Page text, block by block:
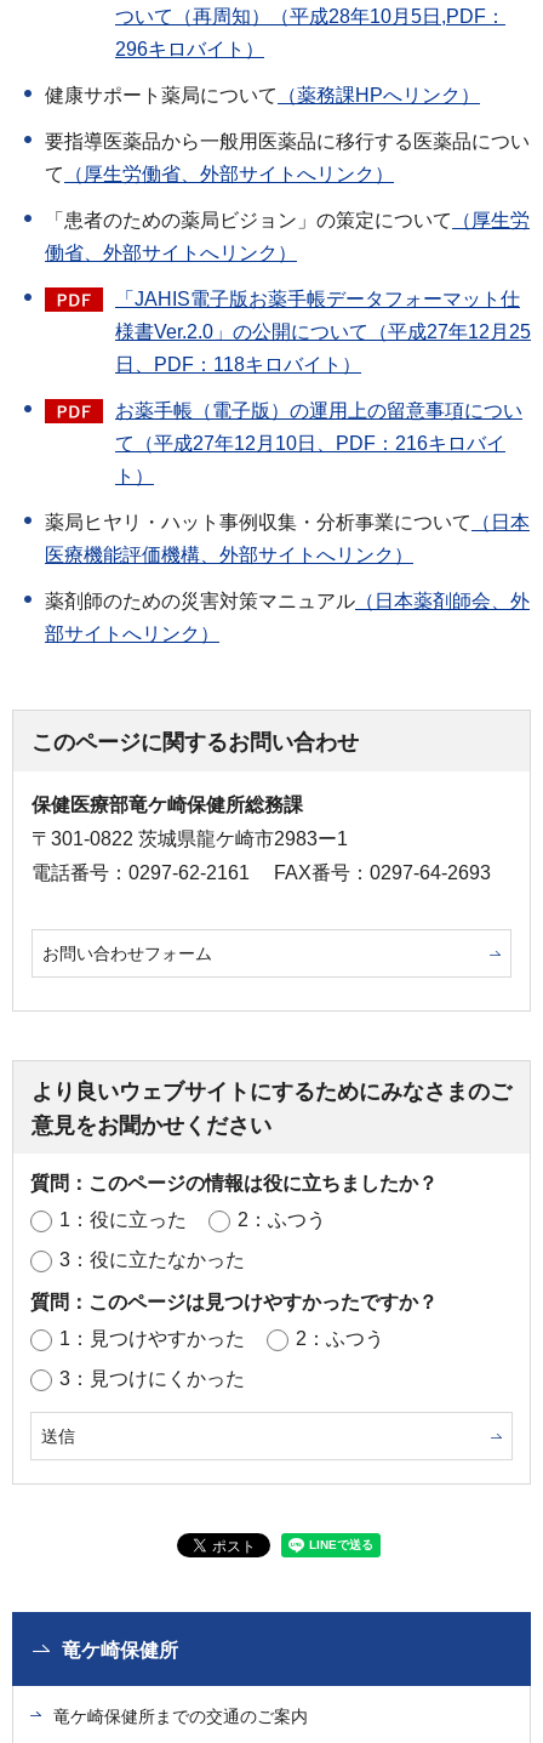
ついて（再周知）（平成28年10月5日,PDF：
296キロバイト）
健康サポート薬局について （薬務課HPへリンク）
要指導医薬品から一般用医薬品に移行する医薬品につい
て
（厚生労働省、外部サイトへリンク）
「患者のための薬局ビジョン」の策定について
（厚生労
働省、外部サイトへリンク）
「JAHIS電子版お薬手帳データフォーマット仕
様書Ver.2.0」の公開について（平成27年12月25
日、PDF：118キロバイト）
お薬手帳（電子版）の運用上の留意事項につい
て（平成27年12月10日、PDF：216キロバイ
ト）
薬局ヒヤリ・ハット事例収集・分析事業について
（日本
医療機能評価機構、外部サイトへリンク）
薬剤師のための災害対策マニュアル （日本薬剤師会、外
部サイトへリンク）
このページに関するお問い合わせ
保健医療部竜ケ崎保健所総務課
〒301-0822 茨城県龍ケ崎市2983ー1
電話番号：0297-62-2161
FAX番号：0297-64-2693
お問い合わせフォーム
より良いウェブサイトにするためにみなさまのご
意見をお聞かせください
質問：このページの情報は役に立ちましたか？
1：役に立った
2：ふつう
3：役に立たなかった
質問：このページは見つけやすかったですか？
1：見つけやすかった
2：ふつう
3：見つけにくかった
竜ケ崎保健所
竜ケ崎保健所までの交通のご案内